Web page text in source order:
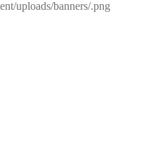
uploads/banners/.png